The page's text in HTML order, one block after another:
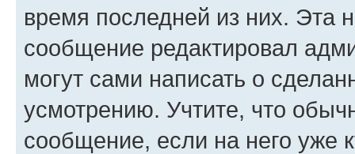
время последней из них. Эта
сообщение редактировал
могут сами написать о
усмотрению. Учтите, что
сообщение, если на него уже